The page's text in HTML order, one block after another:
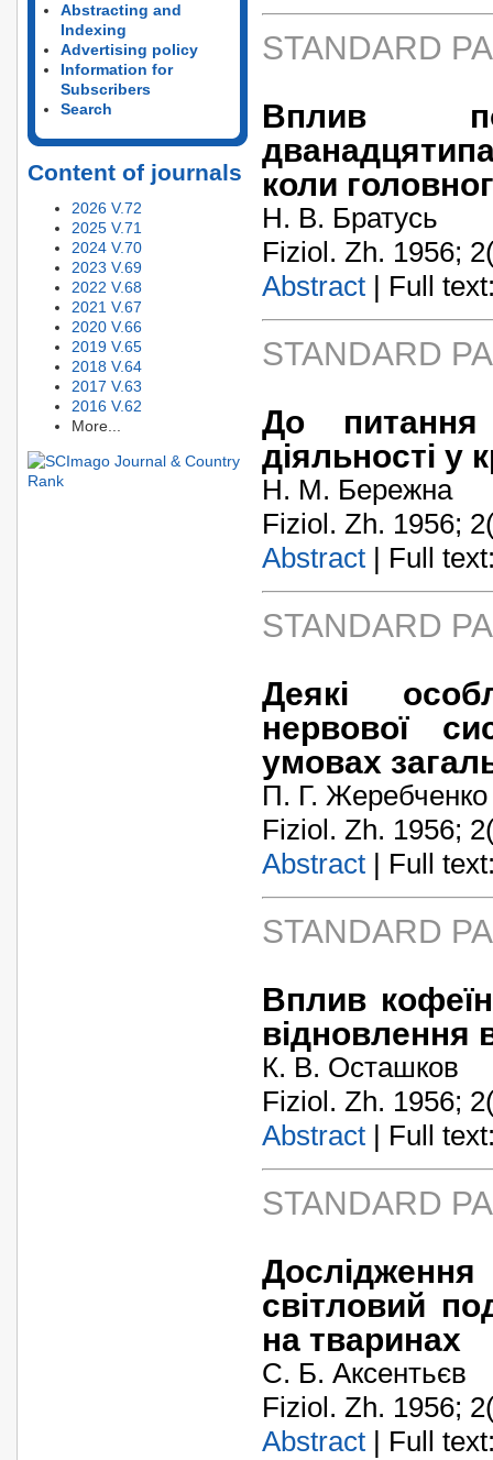
Abstracting and
Indexing
Advertising policy
Information for
Subscribers
Search
Content of journals
2026 V.72
2025 V.71
2024 V.70
2023 V.69
2022 V.68
2021 V.67
2020 V.66
2019 V.65
2018 V.64
2017 V.63
2016 V.62
More...
STANDARD
Вплив
коли
Н. В. Братусь
Fiziol. Zh. 1956;
Abstract | Full
STANDARD
До
діяльності у
Н. М. Бережна
Fiziol. Zh. 1956;
Abstract | Full
STANDARD
Деякі
нервової
умовах
П. Г. Жеребченко
Fiziol. Zh. 1956;
Abstract | Full
STANDARD
Вплив
відновлення
К. В. Осташков
Fiziol. Zh. 1956;
Abstract | Full
STANDARD
Дослідження
світловий
на тваринах
С. Б. Аксентьєв
Fiziol. Zh. 1956;
Abstract | Full